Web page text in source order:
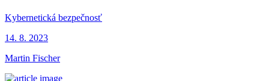
Kybernetická bezpečnosť
14. 8. 2023
Martin Fischer